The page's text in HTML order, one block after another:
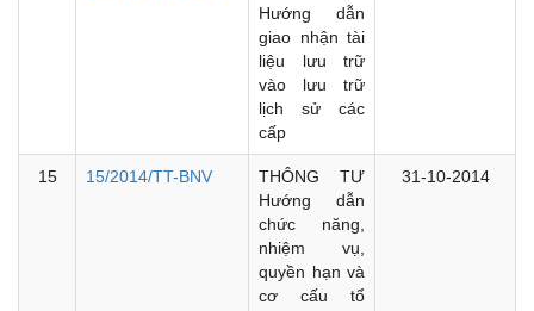
Hướng dẫn
giao nhận tài
liệu lưu trữ
vào lưu trữ
lịch sử các
cấp
15 15/2014/TT-BNV
THÔNG TƯ
Hướng dẫn
chức năng,
nhiệm vụ,
quyền hạn và
cơ cấu tổ
31-10-2014